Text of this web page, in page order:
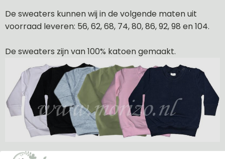
De sweaters kunnen wij in de volgende maten uit
voorraad leveren: 56, 62, 68, 74, 80, 86, 92, 98 en 104.
De sweaters zijn van 100% katoen gemaakt.